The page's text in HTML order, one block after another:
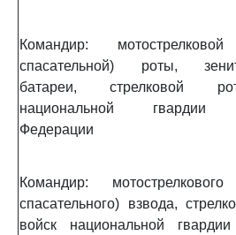
Командир: мотострелковой
спасательной) роты,
батареи, стрелковой
национальной гвардии
Федерации
Командир: мотострелкового
спасательного) взвода,
войск национальной гвардии